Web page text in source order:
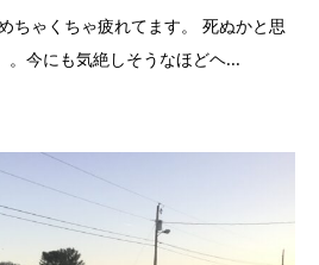
ちゃくちゃ疲れてます。 死ぬかと思
。今にも気絶しそうなほどヘ...